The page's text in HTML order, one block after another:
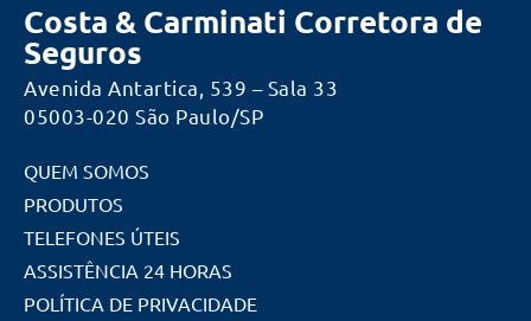
Costa & Carminati Corretora de
Seguros
Avenida Antartica, 539 – Sala 33
05003-020 São Paulo/SP
QUEM SOMOS
PRODUTOS
TELEFONES ÚTEIS
ASSISTÊNCIA 24 HORAS
POLÍTICA DE PRIVACIDADE